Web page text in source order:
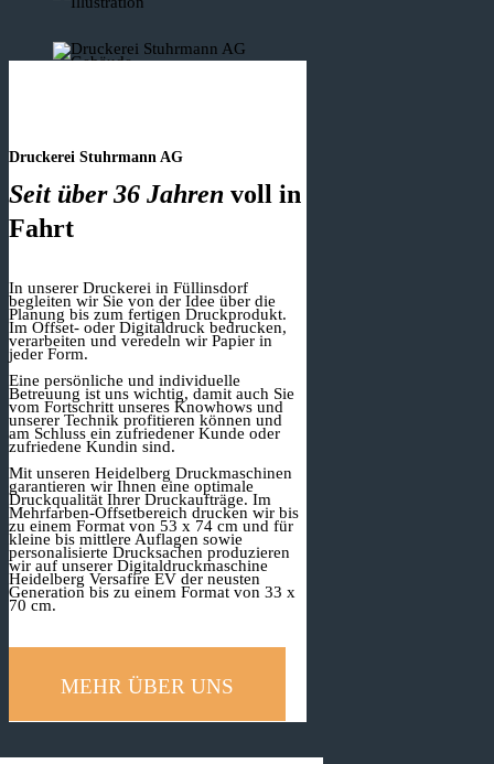
Druckerei Stuhrmann AG
Seit über 36 Jahren voll in
Fahrt
In unserer Druckerei in Füllinsdorf
begleiten wir Sie von der Idee über die
Planung bis zum fertigen Druckprodukt.
Im Offset- oder Digitaldruck bedrucken,
verarbeiten und veredeln wir Papier in
jeder Form.
Eine persönliche und individuelle
Betreuung ist uns wichtig, damit auch Sie
vom Fortschritt unseres Knowhows und
unserer Technik profitieren können und
am Schluss ein zufriedener Kunde oder
zufriedene Kundin sind.
Mit unseren Heidelberg Druckmaschinen
garantieren wir Ihnen eine optimale
Druckqualität Ihrer Druckaufträge. Im
Mehrfarben-Offsetbereich drucken wir bis
zu einem Format von 53 x 74 cm und für
kleine bis mittlere Auflagen sowie
personalisierte Drucksachen produzieren
wir auf unserer Digitaldruckmaschine
Heidelberg Versafire EV der neusten
Generation bis zu einem Format von 33 x
70 cm.
MEHR ÜBER UNS